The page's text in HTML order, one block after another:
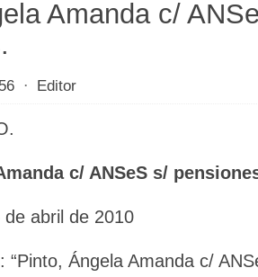
Amanda c/
⋅ Editor
c/ ANSeS s/
abril de 2010
“Pinto, Ángela Amanda c/